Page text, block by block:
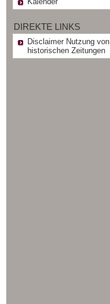
DIREKTE LINKS
Disclaimer Nutzung von
historischen Zeitungen